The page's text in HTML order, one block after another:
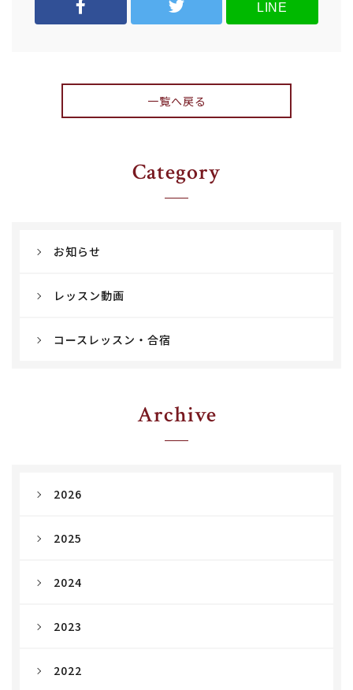
LINE
一覧へ戻る
Category
お知らせ
レッスン動画
コースレッスン・合宿
Archive
2026
2025
2024
2023
2022